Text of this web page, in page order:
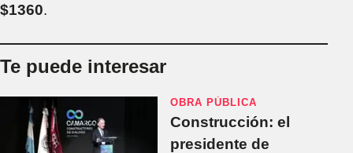
$1360.
Te puede interesar
OBRA PÚBLICA
Construcción: el
presidente de